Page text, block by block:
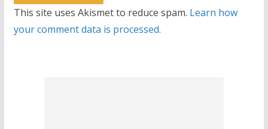
This site uses Akismet to reduce spam. Learn how
your comment data is processed.